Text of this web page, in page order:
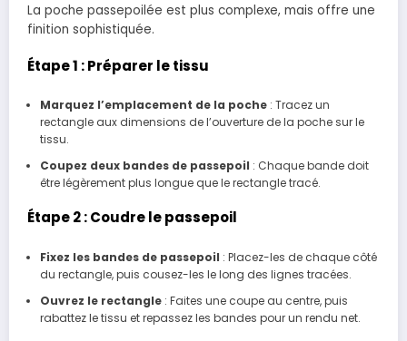
La poche passepoilée est plus complexe, mais offre une
finition sophistiquée.
Étape 1 : Préparer le tissu
Marquez l’emplacement de la poche: Tracez un
rectangle aux dimensions de l’ouverture de la poche sur le
tissu.
Coupez deux bandes de passepoil : Chaque bande doit
être légèrement plus longue que le rectangle tracé.
Étape 2 : Coudre le passepoil
Fixez les bandes de passepoil : Placez-les de chaque côté
du rectangle, puis cousez-les le long des lignes tracées.
Ouvrez le rectangle: Faites une coupe au centre, puis
rabattez le tissu et repassez les bandes pour un rendu net.